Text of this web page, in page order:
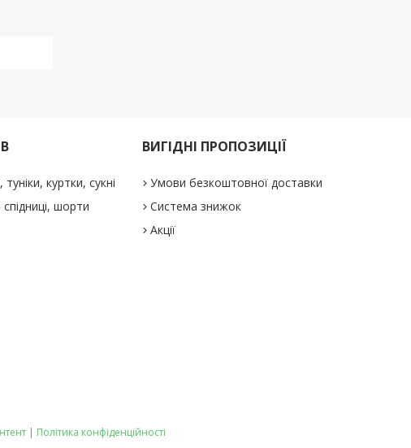
куртки, сукні
шорти
ВИГІДНІ ПРОПОЗИЦІЇ
Умови безкоштовної доставки
Система знижок
Акції
| Політика конфіденційності